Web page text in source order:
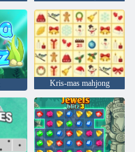
Kris-mas mahjong